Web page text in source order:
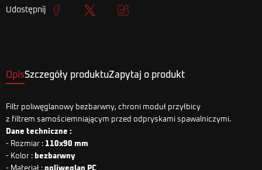
Udostępnij
OpisSzczegóły produktuZapytaj o produkt
Filtr poliwęglanowy bezbarwny, chroni moduł przyłbicy
z filtrem samościemniającym przed odpryskami spawalniczymi.
Dane techniczne :
- Rozmiar : 110x90 mm
- Kolor : bezbarwny
- Materiał : poliwęglan PC